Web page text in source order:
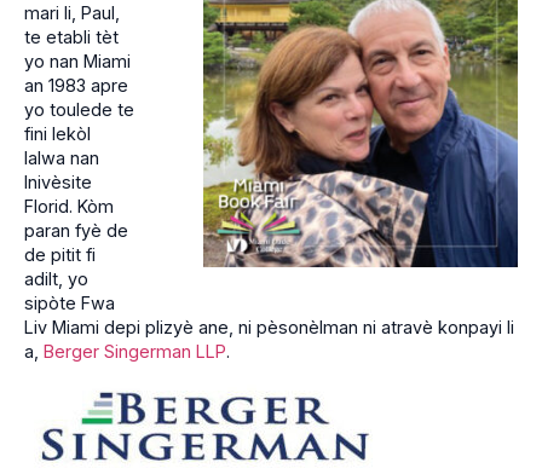
mari li, Paul,
te etabli tèt
yo nan Miami
an 1983 apre
yo toulede te
fini lekòl
lalwa nan
Inivèsite
Florid. Kòm
paran fyè de
de pitit fi
adilt, yo
sipòte Fwa
Liv Miami depi plizyè ane, ni pèsonèlman ni atravè konpayi li
a, Berger Singerman LLP.